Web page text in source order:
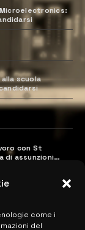
come i
del
scuola
con St
di assunzioni